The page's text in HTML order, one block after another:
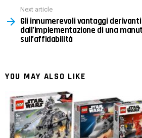
Next article
Gli innumerevoli vantaggi derivanti
dall’implementazione di una
sull’affidabilità
YOU MAY ALSO LIKE